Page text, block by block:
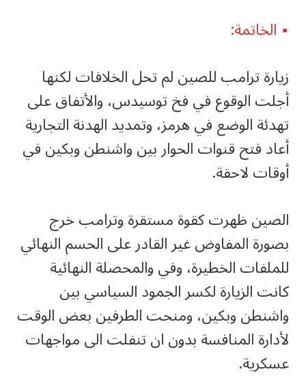
▪️ الخاتمة:
زيارة ترامب للصين لم تحل الخلافات لكنها
أجلت الوقوع في فخ توسيدس، والأتفاق على
تهدئة الوضع في هرمز، وتمديد الهدنة التجارية
أعاد فتح قنوات الحوار بين واشنطن وبكين في
أوقات لاحقة.
الصين ظهرت كقوة مستقرة وترامب خرج
بصورة المفاوض غير القادر على الحسم النهائي
للملفات الخطيرة، وفي والمحصلة النهائية
كانت الزيارة لكسر الجمود السياسي بين
واشنطن وبكين، ومنحت الطرفين بعض الوقت
لأدارة المنافسة بدون ان تنفلت الى مواجهات
عسكرية.